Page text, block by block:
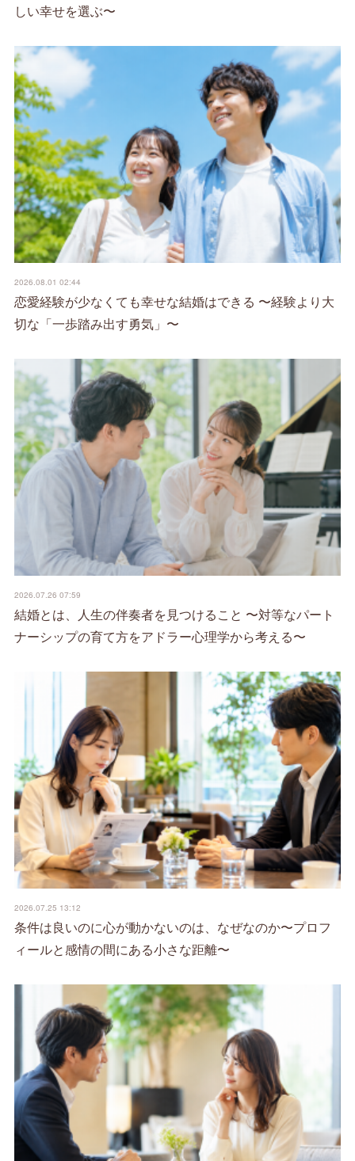
しい幸せを選ぶ〜
2026.08.01 02:44
恋愛経験が少なくても幸せな結婚はできる 〜経験より大
切な「一歩踏み出す勇気」〜
2026.07.26 07:59
結婚とは、人生の伴奏者を見つけること 〜対等なパート
ナーシップの育て方をアドラー心理学から考える〜
2026.07.25 13:12
条件は良いのに心が動かないのは、なぜなのか〜プロフ
ィールと感情の間にある小さな距離〜